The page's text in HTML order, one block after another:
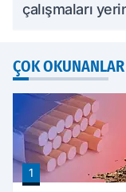
çalışmaları
ÇOK OKUNANLAR
1